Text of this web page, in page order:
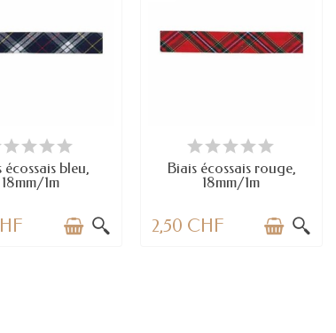
EN STOCK
écossais bleu,
18mm/1m
EN STOCK
Biais écossais rouge,
18mm/1m
2,50 CHF